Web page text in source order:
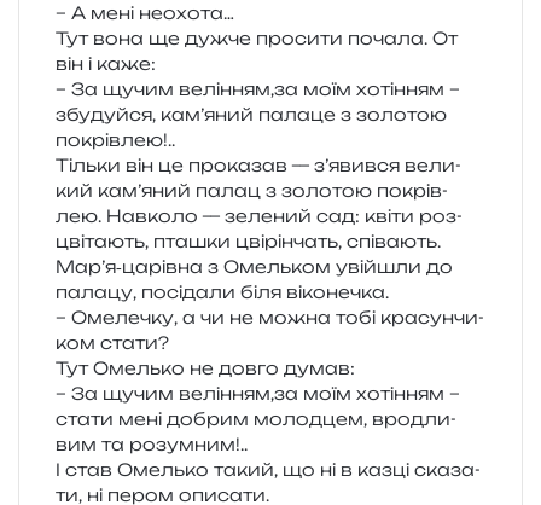
– А мені неохота…
Тут вона ще дужче про­си­ти поча­ла. От
він і каже:
– За щучим велінням,за моїм хоті­н­ням –
збу­дуй­ся, кам’яний пала­це з золо­тою
покрівлею!..
Тільки він це про­ка­зав — з’явився вели­
кий кам’яний палац з золо­тою покрів­
лею. Навколо — зеле­ний сад: квіти роз­
цві­та­ють, пта­шки цві­рін­чать, спів­а­ють.
Мар’я‑царівна з Омельком уві­йшли до
пала­цу, посі­да­ли біля віконечка.
– Омелечку, а чи не можна тобі кра­сун­чи­
ком стати?
Тут Омелько не довго думав:
– За щучим велінням,за моїм хоті­н­ням –
стати мені добрим молод­цем, вро­дли­
вим та розумним!..
І став Омелько такий, що ні в казці ска­за­
ти, ні пером описати.